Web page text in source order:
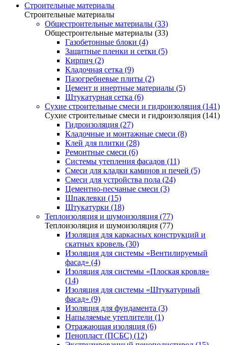
Строительные материалы
Строительные материалы
Общестроительные материалы (33)
Общестроительные материалы (33)
Газобетонные блоки (4)
Защитные пленки и сетки (5)
Кирпич (2)
Кладочная сетка (9)
Пазогребневые плиты (2)
Цемент и инертные материалы (5)
Штукатурная сетка (6)
Сухие строительные смеси и гидроизоляция (141)
Сухие строительные смеси и гидроизоляция (141)
Гидроизоляция (27)
Кладочные и монтажные смеси (8)
Клей для плитки (28)
Ремонтные смеси (6)
Системы утепления фасадов (11)
Смеси для кладки каминов и печей (5)
Смеси для устройства пола (24)
Цементно-песчаные смеси (3)
Шпаклевки (15)
Штукатурки (18)
Теплоизоляция и шумоизоляция (77)
Теплоизоляция и шумоизоляция (77)
Изоляция для каркасных конструкций и
скатных кровель (30)
Изоляция для системы «Вентилируемый
фасад» (4)
Изоляция для системы «Плоская кровля»
(14)
Изоляция для системы «Штукатурный
фасад» (9)
Изоляция для фундамента (3)
Напыляемые утеплители (1)
Отражающая изоляция (6)
Пенопласт (ПСБС) (12)